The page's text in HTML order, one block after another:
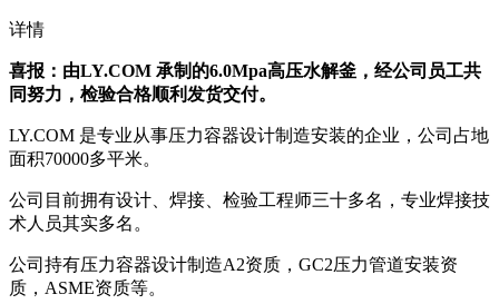
详情
喜报：由LY.COM 承制的6.0Mpa高压水解釜，经公司员工共
同努力，检验合格顺利发货交付。
LY.COM 是专业从事压力容器设计制造安装的企业，公司占地
面积70000多平米。
公司目前拥有设计、焊接、检验工程师三十多名，专业焊接技
术人员其实多名。
公司持有压力容器设计制造A2资质，GC2压力管道安装资
质，ASME资质等。